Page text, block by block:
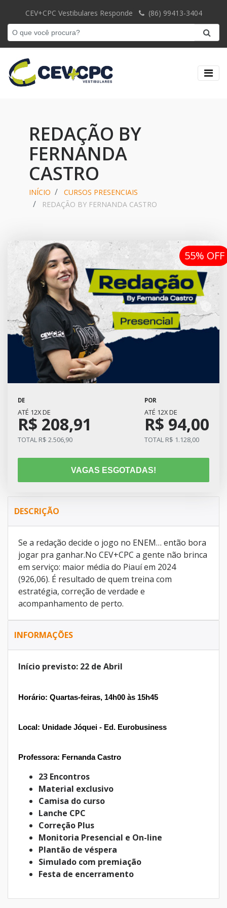
CEV+CPC Vestibulares Responde (86) 99413-3404
REDAÇÃO BY
FERNANDA
CASTRO
INÍCIO
CURSOS PRESENCIAIS
REDAÇÃO BY FERNANDA CASTRO
55% OFF
DE
ATÉ 12X DE
R$ 208,91
TOTAL R$ 2.506,90
POR
ATÉ 12X DE
R$ 94,00
TOTAL R$ 1.128,00
VAGAS ESGOTADAS!
DESCRIÇÃO
Se a redação decide o jogo no ENEM… então bora
jogar pra ganhar.No CEV+CPC a gente não brinca
em serviço: maior média do Piauí em 2024
(926,06). É resultado de quem treina com
estratégia, correção de verdade e
acompanhamento de perto.
INFORMAÇÕES
Início previsto: 22 de Abril
Horário: Quartas-feiras, 14h00 às 15h45
Local: Unidade Jóquei - Ed. Eurobusiness
Professora: Fernanda Castro
23 Encontros
Material exclusivo
Camisa do curso
Lanche CPC
Correção Plus
Monitoria Presencial e On-line
Plantão de véspera
Simulado com premiação
Festa de encerramento